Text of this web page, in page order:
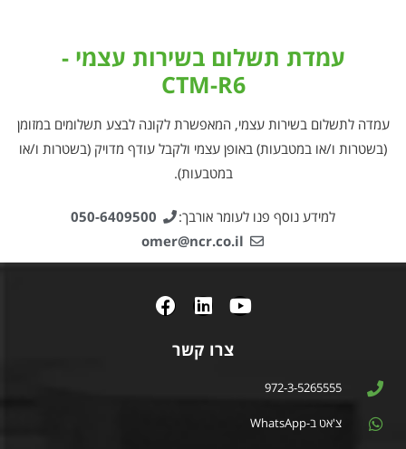
עמדת תשלום בשירות עצמי -
CTM-R6
עמדה לתשלום בשירות עצמי, המאפשרת לקונה לבצע תשלומים במזומן
(בשטרות ו/או במטבעות) באופן עצמי ולקבל עודף מדויק (בשטרות ו/או
במטבעות).
למידע נוסף פנו לעומר אורבך:
050-6409500
omer@ncr.co.il
צרו קשר
972-3-5265555
צ'אט ב-WhatsApp